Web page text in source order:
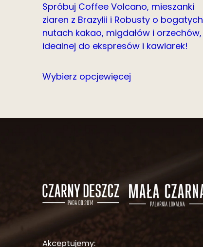
Spróbuj Coffee Volcano, mieszanki
ziaren z Brazylii i Robusty o bogatych
nutach kakao, migdałów i orzechów,
idealnej do ekspresów i kawiarek!
Wybierz opcjewięcej
Akceptujemy: